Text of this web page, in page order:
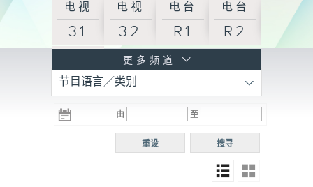
电视
31
电视
32
电台
R1
电台
R2
R3
电台 电台
R5
电台
普通
更多频道
节目语言／类别
由 至
搜寻
重设